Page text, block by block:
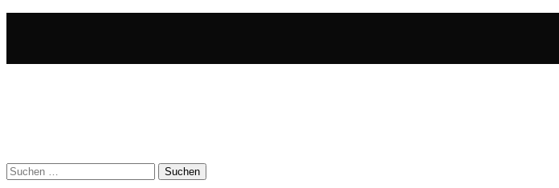
Suchen
nach: